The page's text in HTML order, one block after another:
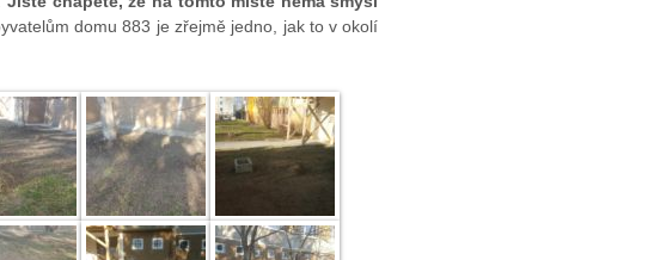
domu 883 je zřejmě jedno, jak to v okolí